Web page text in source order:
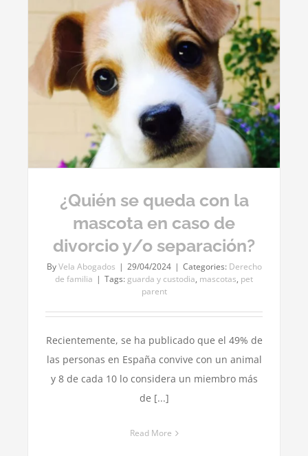
¿Quién se queda con la
mascota en caso de
divorcio y/o separación?
ByVela Abogados | 29/04/2024 | Categories: Derecho
de familia | Tags: guarda y custodia, mascotas, pet
parent
Recientemente, se ha publicado que el 49% de
las personas en España convive con un animal
y 8 de cada 10 lo considera un miembro más
de [...]
Read More